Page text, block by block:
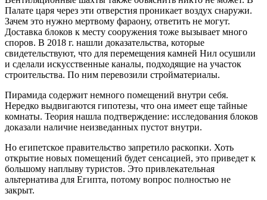
Палате царя через эти отверстия проникает воздух снаружи.
Зачем это нужно мертвому фараону, ответить не могут.
Доставка блоков к месту сооружения тоже вызывает много
споров. В 2018 г. нашли доказательства, которые
свидетельствуют, что для перемещения камней Нил осушили
и сделали искусственные каналы, подходящие на участок
строительства. По ним перевозили стройматериалы.
Пирамида содержит немного помещений внутри себя.
Нередко выдвигаются гипотезы, что она имеет еще тайные
комнаты. Теория нашла подтверждение: исследования блоков
доказали наличие неизведанных пустот внутри.
Но египетское правительство запретило раскопки. Хоть
открытие новых помещений будет сенсацией, это приведет к
большому наплыву туристов. Это привлекательная
альтернатива для Египта, потому вопрос полностью не
закрыт.